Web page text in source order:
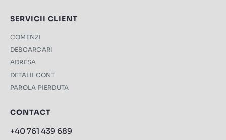
SERVICII CLIENT
COMENZI
DESCARCARI
ADRESA
DETALII CONT
PAROLA PIERDUTA
CONTACT
+40 761 439 689